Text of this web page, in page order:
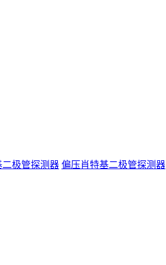
极管探测器 偏压肖特基二极管探测器